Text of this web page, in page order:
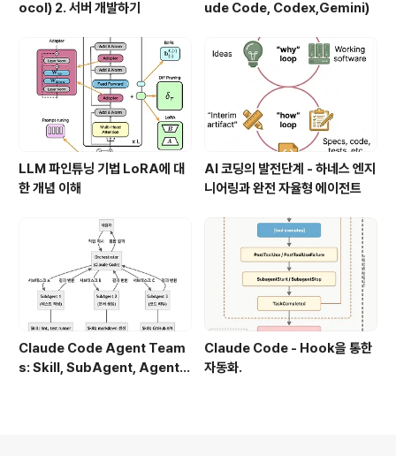
ocol) 2. 서버 개발하기
ude Code, Codex,Gemini)
LLM 파인튜닝 기법 LoRA에 대
한 개념 이해
AI 코딩의 발전단계 - 하네스 엔지
니어링과 완전 자율형 에이전트
Claude Code Agent Team
s: Skill, SubAgent, Agent T
Claude Code - Hook을 통한
자동화.